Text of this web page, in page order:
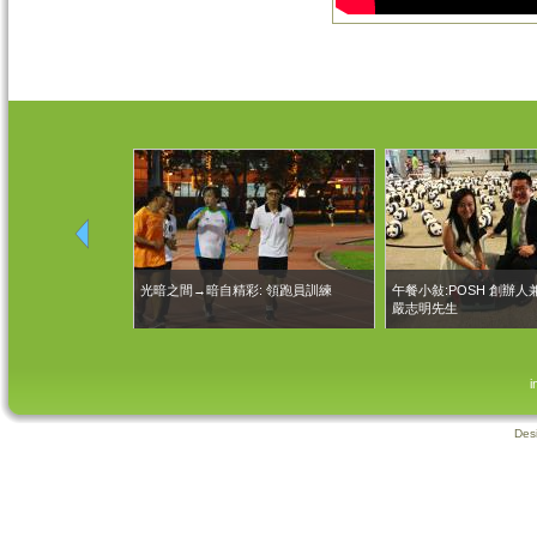
光暗之間→暗自精彩: 領跑員訓練
午餐小敍:POSH 創辦人
嚴志明先生